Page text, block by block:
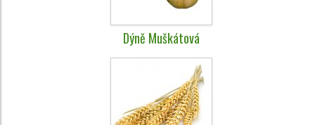
Dýně Muškátová